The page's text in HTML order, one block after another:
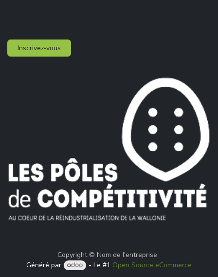
Inscrivez-vous
Copyright © Nom de l'entreprise
Généré par
- Le #1 Open Source eCommerce